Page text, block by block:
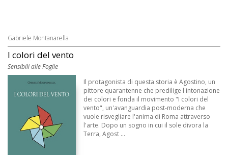
Gabriele Montanarella
I colori del vento
Sensibili alle Foglie
Il protagonista di questa storia è Agostino, un
pittore quarantenne che predilige l'intonazione
dei colori e fonda il movimento "I colori del
vento", un'avanguardia post-moderna che
vuole risvegliare l'anima di Roma attraverso
l'arte. Dopo un sogno in cui il sole divora la
Terra, Agost ...